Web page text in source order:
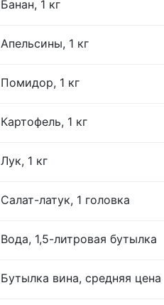
Банан, 1 кг
Апельсины, 1 кг
Помидор, 1 кг
Картофель, 1 кг
Лук, 1 кг
Салат-латук, 1 головка
Вода, 1,5-литровая бутылка
Бутылка вина, средняя цена